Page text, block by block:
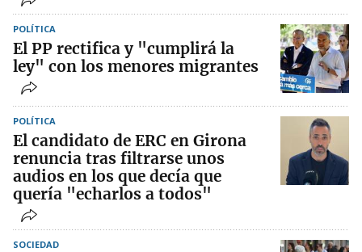
POLÍTICA
El PP rectifica y "cumplirá la
ley" con los menores migrantes
POLÍTICA
El candidato de ERC en Girona
renuncia tras filtrarse unos
audios en los que decía que
quería "echarlos a todos"
SOCIEDAD